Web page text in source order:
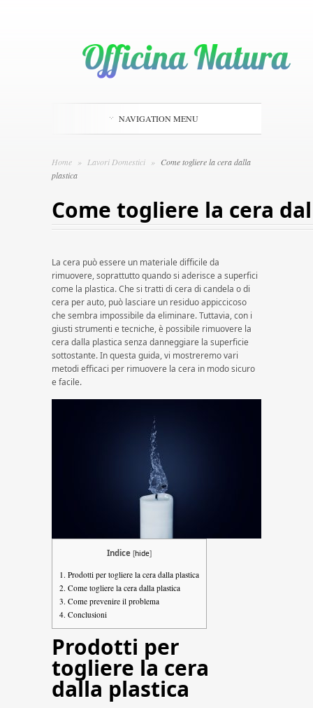
NAVIGATION MENU
Home » Lavori Domestici » Come togliere la cera dalla
plastica
Come togliere la cera
La cera può essere un materiale difficile da
rimuovere, soprattutto quando si aderisce a superfici
come la plastica. Che si tratti di cera di candela o di
cera per auto, può lasciare un residuo appiccicoso
che sembra impossibile da eliminare. Tuttavia, con i
giusti strumenti e tecniche, è possibile rimuovere la
cera dalla plastica senza danneggiare la superficie
sottostante. In questa guida, vi mostreremo vari
metodi efficaci per rimuovere la cera in modo sicuro
e facile.
Indice [hide]
1. Prodotti per togliere la cera dalla plastica
2. Come togliere la cera dalla plastica
3. Come prevenire il problema
4. Conclusioni
Prodotti per
togliere la cera
dalla plastica